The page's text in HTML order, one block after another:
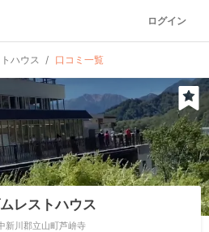
ログイン
ハウス 口コミ一覧
レストハウス
新川郡立山町芦峅寺